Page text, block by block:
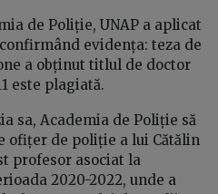
de Poliție, UNAP a aplicat
evidența: teza de
a obținut titlul de doctor
este plagiată.
sa, Academia de Poliție să
ofițer de poliție a lui Cătălin
profesor asociat la
2020-2022, unde a